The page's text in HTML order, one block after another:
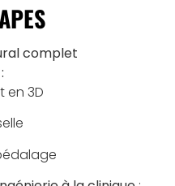
complet
en 3D